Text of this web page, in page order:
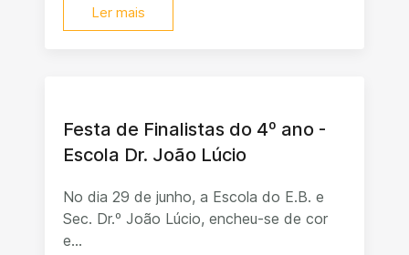
Ler mais
Festa de Finalistas do 4º ano -
Escola Dr. João Lúcio
No dia 29 de junho, a Escola do E.B. e
Sec. Dr.º João Lúcio, encheu-se de cor
e...